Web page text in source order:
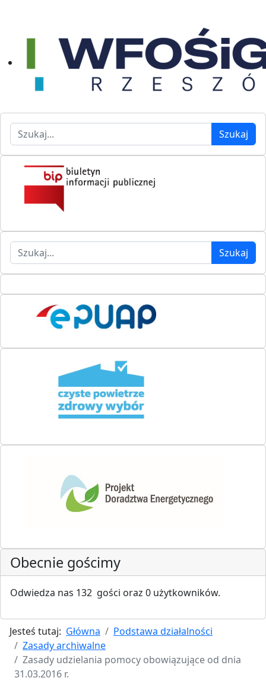
Szukaj Szukaj
Szukaj Szukaj
Obecnie gościmy
Odwiedza nas 132 gości oraz 0 użytkowników.
Jesteś tutaj: Główna
Podstawa działalności
Zasady archiwalne
Zasady udzielania pomocy obowiązujące od dnia
31.03.2016 r.